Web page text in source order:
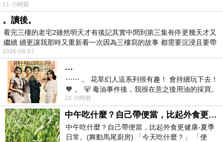
在地尚青！產地直送的好味料理！
將生活從「無感」變成「五感」的美麗顯學！
的墨客，在京城的古玩肆裡
11 小時前
。讀後。
看完三樓的老宅2雖然明天才有後記其實中間到第三集有停更幾天才又
繼續 續更讓我那時又重新看一次因為三樓寫的故事 都需要沉浸且要帶
有
2026-08-07
…
⋯⋯ 。 花草幻人這系列很有趣！ 會持續玩下去！
🧡 。 🐻 毒油事件後，我很在意之後用油的採買。
前天購買了我之前就很愛
20 小時前
中午吃什麼？自己帶便當，比起外食更健康-夏季日常。(舞動馬尾廚房)
中午吃什麼？自己帶便當，比起外食更健康-夏季
日常。(舞動馬尾廚房) 「今天吃什麼？」 「便